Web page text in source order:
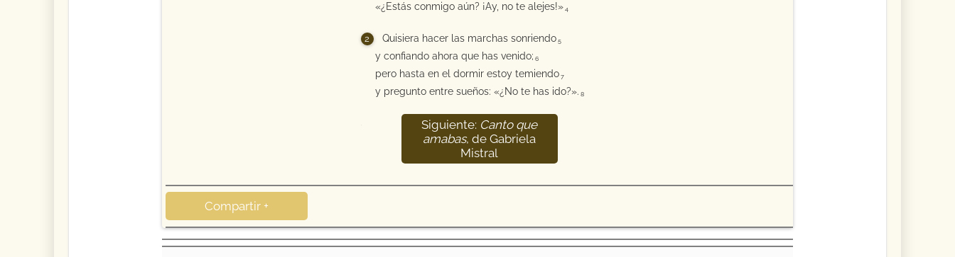
«¿Estás conmigo aún? ¡Ay, no te alejes!» 4
Quisiera hacer las marchas sonriendo 5
y confiando ahora que has venido; 6
pero hasta en el dormir estoy temiendo 7
y pregunto entre sueños: «¿No te has ido?». 8
Siguiente: Canto que
amabas, de Gabriela
Mistral
Compartir +